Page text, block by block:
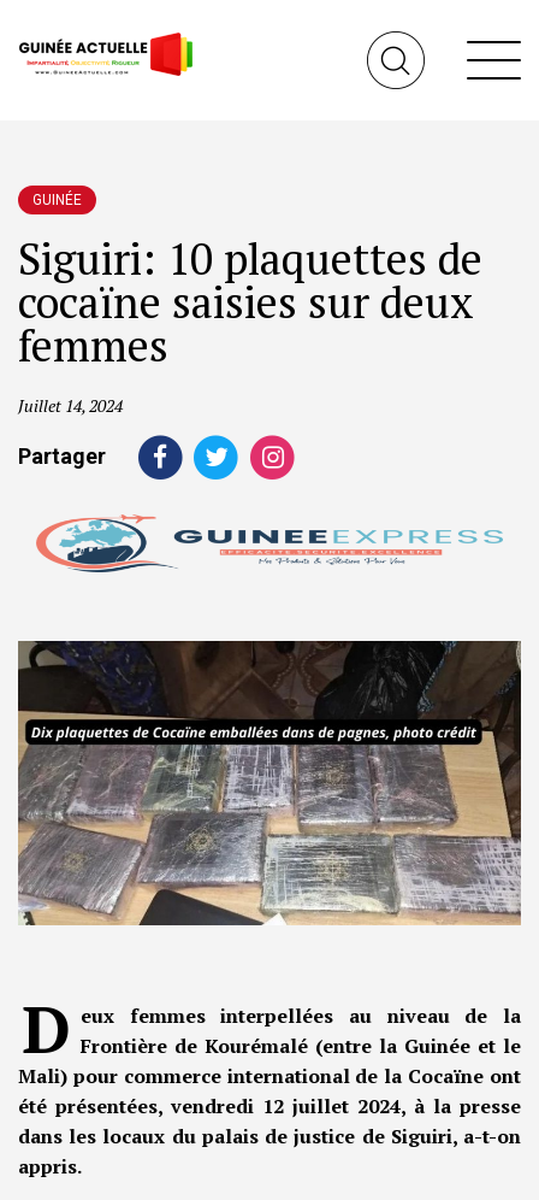
GUINÉE
Siguiri: 10 plaquettes de
cocaïne saisies sur deux
femmes
Juillet 14, 2024
Partager
D eux femmes interpellées au niveau de la
Frontière de Kourémalé (entre la Guinée et le
Mali) pour commerce international de la Cocaïne ont
été présentées, vendredi 12 juillet 2024, à la presse
dans les locaux du palais de justice de Siguiri, a-t-on
appris.